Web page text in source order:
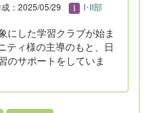
：2025/05/29
I･II部
にした学習クラブが始ま
ティ様の主導のもと、日
のサポートをしていま